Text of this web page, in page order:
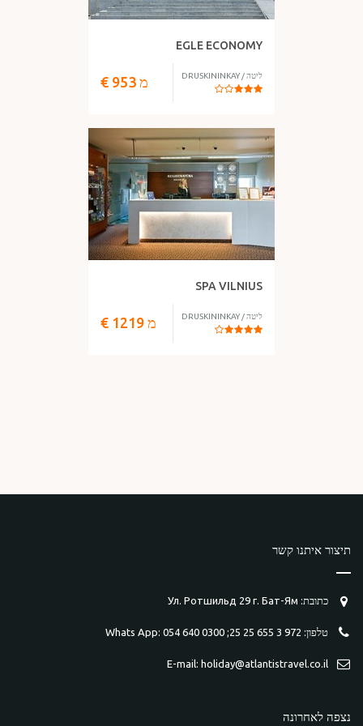
EGLE ECONOMY
ליטה/
DRUSKININKAY מ 953
€
SPA VILNIUS
ליטה/
DRUSKININKAY מ 1219
€
תיצור איתנו קשר
כתובת: Ул. Ротшильд 29 г. Бат-Ям
טלפון: 972 3 655 25 25; Whats App: 054 640 0300
E-mail: holiday@atlantistravel.co.il
נצפה לאחרונה